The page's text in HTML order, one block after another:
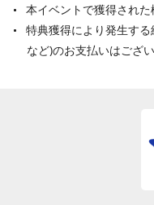
本イベントで獲得された
特典獲得により発生する
など)のお支払いはござい